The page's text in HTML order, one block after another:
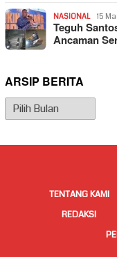
NASIONAL 15
Teguh
Ancaman
ARSIP BERITA
Arsip
Berita
TENTANG KAMI
REDAKSI